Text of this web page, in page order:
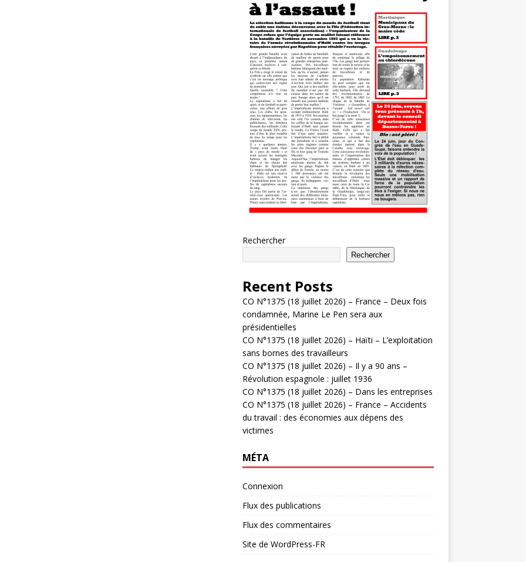
Rechercher
Rechercher
Recent Posts
CO N°1375 (18 juillet 2026) – France – Deux fois
condamnée, Marine Le Pen sera aux
présidentielles
CO N°1375 (18 juillet 2026) – Haïti – L’exploitation
sans bornes des travailleurs
CO N°1375 (18 juillet 2026) – Il y a 90 ans –
Révolution espagnole : juillet 1936
CO N°1375 (18 juillet 2026) – Dans les entreprises
CO N°1375 (18 juillet 2026) – France – Accidents
du travail : des économies aux dépens des
victimes
MÉTA
Connexion
Flux des publications
Flux des commentaires
Site de WordPress-FR